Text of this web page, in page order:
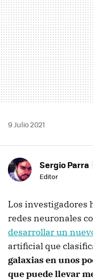
9 Julio 2021
Sergio Parra
Editor
Los investigadores
redes neuronales
desarrollar un
artificial que
galaxias en unos
que puede llevar